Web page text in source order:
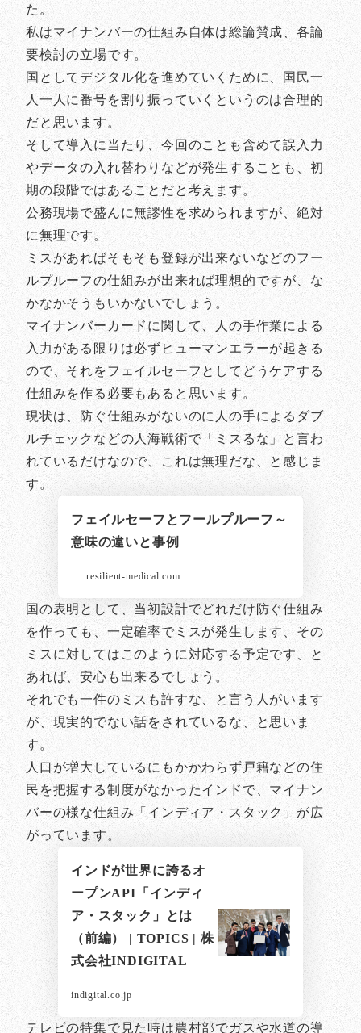
た。
私はマイナンバーの仕組み自体は総論賛成、各論
要検討の立場です。
国としてデジタル化を進めていくために、国民一
人一人に番号を割り振っていくというのは合理的
だと思います。
そして導入に当たり、今回のことも含めて誤入力
やデータの入れ替わりなどが発生することも、初
期の段階ではあることだと考えます。
公務現場で盛んに無謬性を求められますが、絶対
に無理です。
ミスがあればそもそも登録が出来ないなどのフー
ルプルーフの仕組みが出来れば理想的ですが、な
かなかそうもいかないでしょう。
マイナンバーカードに関して、人の手作業による
入力がある限りは必ずヒューマンエラーが起きる
ので、それをフェイルセーフとしてどうケアする
仕組みを作る必要もあると思います。
現状は、防ぐ仕組みがないのに人の手によるダブ
ルチェックなどの人海戦術で「ミスるな」と言わ
れているだけなので、これは無理だな、と感じま
す。
フェイルセーフとフールプルーフ～
意味の違いと事例
resilient-medical.com
国の表明として、当初設計でどれだけ防ぐ仕組み
を作っても、一定確率でミスが発生します、その
ミスに対してはこのように対応する予定です、と
あれば、安心も出来るでしょう。
それでも一件のミスも許すな、と言う人がいます
が、現実的でない話をされているな、と思いま
す。
人口が増大しているにもかかわらず戸籍などの住
民を把握する制度がなかったインドで、マイナン
バーの様な仕組み「インディア・スタック」が広
がっています。
インドが世界に誇るオ
ープンAPI「インディ
ア・スタック」とは
（前編） | TOPICS | 株
式会社INDIGITAL
indigital.co.jp
テレビの特集で見た時は農村部でガスや水道の導